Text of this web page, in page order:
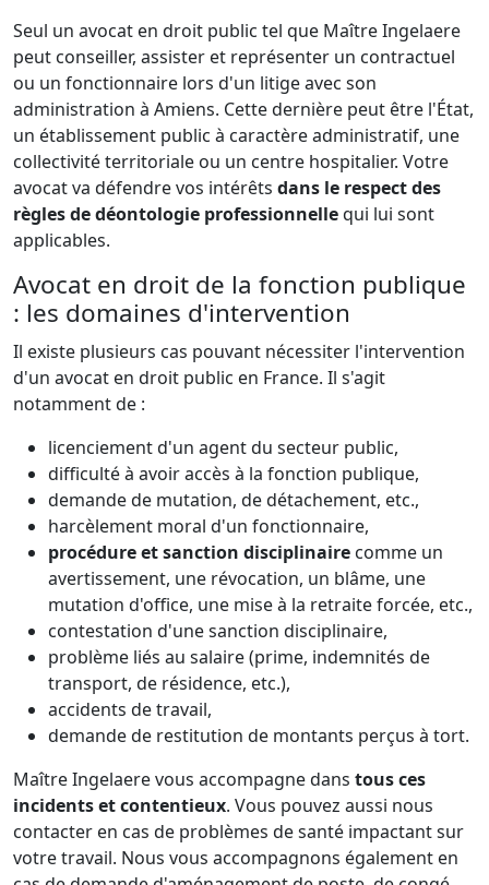
Seul un avocat en droit public tel que Maître Ingelaere
peut conseiller, assister et représenter un contractuel
ou un fonctionnaire lors d'un litige avec son
administration à Amiens. Cette dernière peut être l'État,
un établissement public à caractère administratif, une
collectivité territoriale ou un centre hospitalier. Votre
avocat va défendre vos intérêts dans le respect des
règles de déontologie professionnellequi lui sont
applicables.
Avocat en droit de la fonction publique
: les domaines d'intervention
Il existe plusieurs cas pouvant nécessiter l'intervention
d'un avocat en droit public en France. Il s'agit
notamment de :
licenciement d'un agent du secteur public,
difficulté à avoir accès à la fonction publique,
demande de mutation, de détachement, etc.,
harcèlement moral d'un fonctionnaire,
procédure et sanction disciplinaire comme un
avertissement, une révocation, un blâme, une
mutation d'office, une mise à la retraite forcée, etc.,
contestation d'une sanction disciplinaire,
problème liés au salaire (prime, indemnités de
transport, de résidence, etc.),
accidents de travail,
demande de restitution de montants perçus à tort.
Maître Ingelaere vous accompagne dans tous ces
incidents et contentieux. Vous pouvez aussi nous
contacter en cas de problèmes de santé impactant sur
votre travail. Nous vous accompagnons également en